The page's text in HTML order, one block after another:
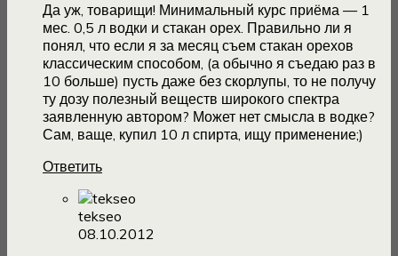
Да уж, товарищи! Минимальный курс приёма — 1
мес. 0,5 л водки и стакан орех. Правильно ли я
понял, что если я за месяц съем стакан орехов
классическим способом, (а обычно я съедаю раз в
10 больше) пусть даже без скорлупы, то не получу
ту дозу полезный веществ широкого спектра
заявленную автором? Может нет смысла в водке?
Сам, ваще, купил 10 л спирта, ищу применение;)
Ответить
tekseo
08.10.2012